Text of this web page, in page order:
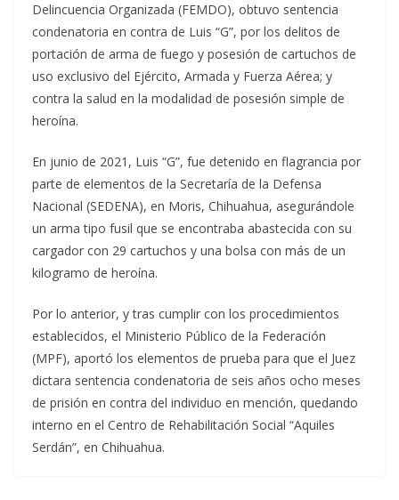
Delincuencia Organizada (FEMDO), obtuvo sentencia
condenatoria en contra de Luis “G”, por los delitos de
portación de arma de fuego y posesión de cartuchos de
uso exclusivo del Ejército, Armada y Fuerza Aérea; y
contra la salud en la modalidad de posesión simple de
heroína.
En junio de 2021, Luis “G”, fue detenido en flagrancia por
parte de elementos de la Secretaría de la Defensa
Nacional (SEDENA), en Moris, Chihuahua, asegurándole
un arma tipo fusil que se encontraba abastecida con su
cargador con 29 cartuchos y una bolsa con más de un
kilogramo de heroína.
Por lo anterior, y tras cumplir con los procedimientos
establecidos, el Ministerio Público de la Federación
(MPF), aportó los elementos de prueba para que el Juez
dictara sentencia condenatoria de seis años ocho meses
de prisión en contra del individuo en mención, quedando
interno en el Centro de Rehabilitación Social “Aquiles
Serdán”, en Chihuahua.